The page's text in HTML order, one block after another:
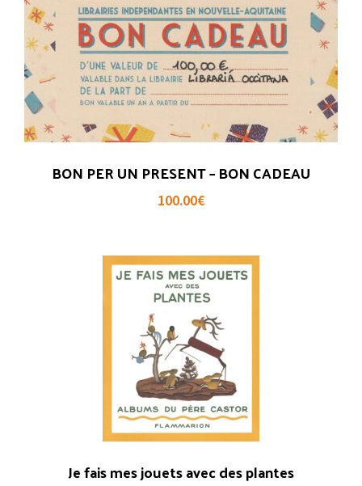
BON PER UN PRESENT – BON CADEAU
100.00€
Je fais mes jouets avec des plantes